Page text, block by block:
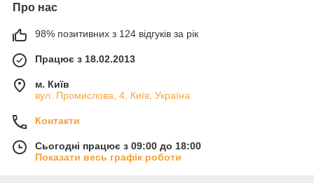
Про нас
98% позитивних з 124 відгуків за рік
Працює з 18.02.2013
м. Київ
вул. Промислова, 4, Київ, Україна
Контакти
Сьогодні працює з 09:00 до 18:00
Показати весь графік роботи